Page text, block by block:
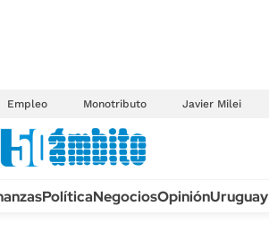
Empleo Monotributo Javier Milei
PolíticaNegociosOpiniónUruguay